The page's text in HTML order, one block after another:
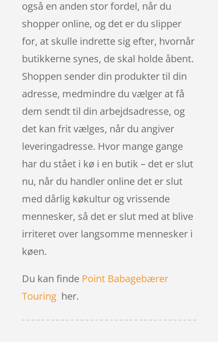
også en anden stor fordel, når du
shopper online, og det er du slipper
for, at skulle indrette sig efter, hvornår
butikkerne synes, de skal holde åbent.
Shoppen sender din produkter til din
adresse, medmindre du vælger at få
dem sendt til din arbejdsadresse, og
det kan frit vælges, når du angiver
leveringadresse. Hvor mange gange
har du stået i kø i en butik – det er slut
nu, når du handler online det er slut
med dårlig køkultur og vrissende
mennesker, så det er slut med at blive
irriteret over langsomme mennesker i
køen.
Du kan finde Point Babagebærer
Touringher.